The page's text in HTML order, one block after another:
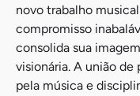
novo trabalho
compromisso
consolida sua
visionária. A união
pela música e